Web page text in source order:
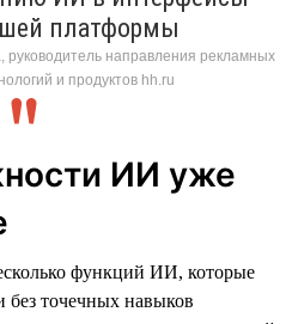
платформы
руководитель направления рекламных
и продуктов hh.ru
ИИ уже
функций ИИ, которые
без точечных навыков